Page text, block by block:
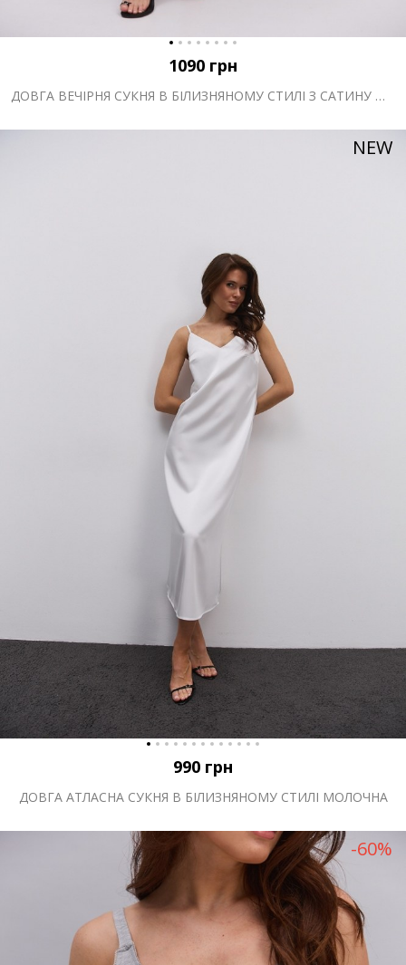
1090 грн
ДОВГА ВЕЧІРНЯ СУКНЯ В БІЛИЗНЯНОМУ СТИЛІ З САТИНУ МОЛОЧНА
NEW
990 грн
ДОВГА АТЛАСНА СУКНЯ В БІЛИЗНЯНОМУ СТИЛІ МОЛОЧНА
-60%